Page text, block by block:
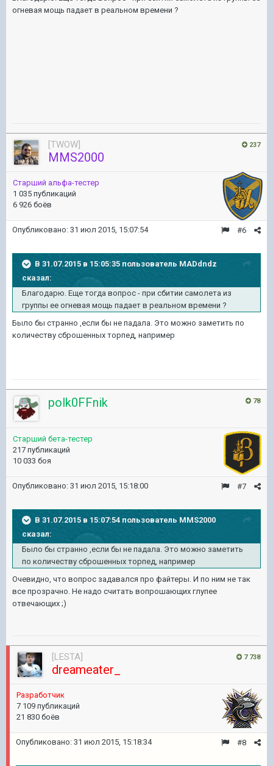
огневая мощь падает в реальном времени ?
237
[TWOW]
MMS2000
Старший альфа-тестер
1 035 публикаций
6 926 боёв
#6
Опубликовано: 31 июл 2015, 15:07:54
В 31.07.2015 в 15:05:35 пользователь MADdndz
сказал:
Благодарю. Еще тогда вопрос - при сбитии самолета из
группы ее огневая мощь падает в реальном времени ?
Было бы странно ,если бы не падала. Это можно заметить по
количеству сброшенных торпед, например
78
polk0FFnik
Старший бета-тестер
217 публикаций
10 033 боя
#7
Опубликовано: 31 июл 2015, 15:18:00
В 31.07.2015 в 15:07:54 пользователь MMS2000
сказал:
Было бы странно ,если бы не падала. Это можно заметить
по количеству сброшенных торпед, например
Очевидно, что вопрос задавался про файтеры. И по ним не так
все прозрачно. Не надо считать вопрошающих глупее
отвечающих ;)
7 738
[LESTA]
dreameater_
Разработчик
7 109 публикаций
21 830 боёв
#8
Опубликовано: 31 июл 2015, 15:18:34